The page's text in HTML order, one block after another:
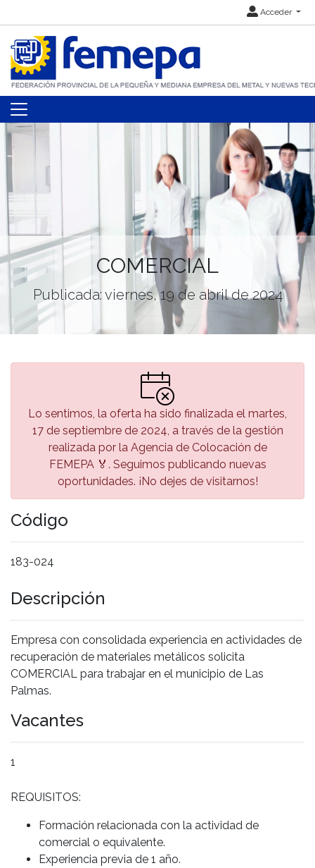
Acceder
COMERCIAL
Publicada: viernes, 19 de abril de 2024
Lo sentimos, la oferta ha sido finalizada el martes,
17 de septiembre de 2024, a través de la gestión
realizada por la Agencia de Colocación de
FEMEPA 🏅. Seguimos publicando nuevas
oportunidades. ¡No dejes de visitarnos!
Código
183-024
Descripción
Empresa con consolidada experiencia en actividades de
recuperación de materiales metálicos solicita
COMERCIAL para trabajar en el municipio de Las
Palmas.
Vacantes
1
REQUISITOS:
Formación relacionada con la actividad de
comercial o equivalente.
Experiencia previa de 1 año.